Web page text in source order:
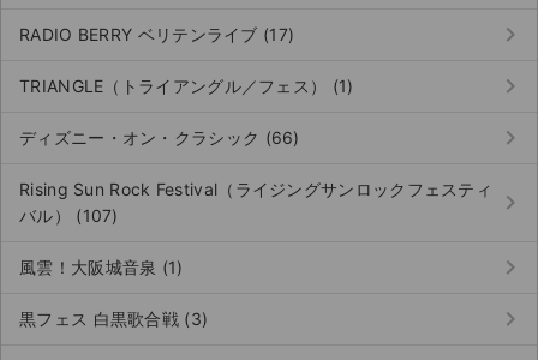
RADIO BERRY ベリテンライブ (17) keyboard_arrow_right
TRIANGLE（トライアングル／フェス） (1) keyboard_arrow_right
ディズニー・オン・クラシック (66) keyboard_arrow_right
Rising Sun Rock Festival（ライジングサンロックフェスティ
バル） (107)
keyboard_arrow_right
風雲！大阪城音泉 (1) keyboard_arrow_right
黒フェス 白黒歌合戦 (3)
keyboard_arrow_right